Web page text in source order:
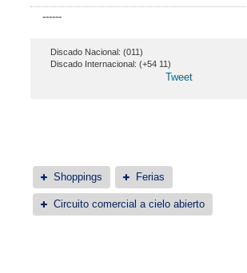
------
Discado Nacional: (011)
Discado Internacional: (+54 11)
Tweet
Shoppings Ferias
Circuito comercial a cielo abierto